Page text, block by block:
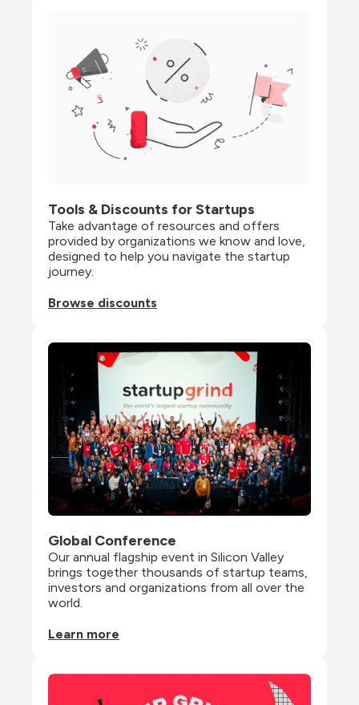
Tools & Discounts for Startups
Take advantage of resources and offers
provided by organizations we know and love,
designed to help you navigate the startup
journey.
Browse discounts
Global Conference
Our annual flagship event in Silicon Valley
brings together thousands of startup teams,
investors and organizations from all over the
world.
Learn more